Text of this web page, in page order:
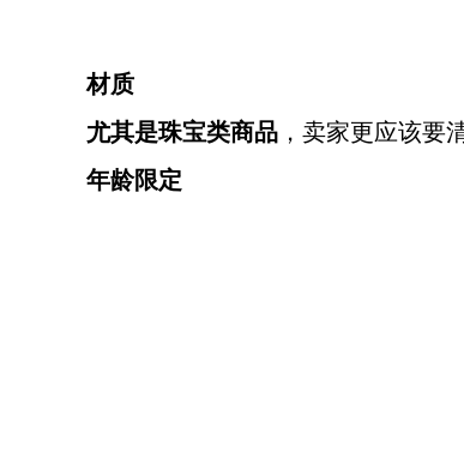
材质
尤其是珠宝类商品 ，卖家更应该要
年龄限定